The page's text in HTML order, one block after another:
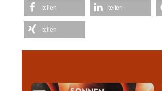
teilen teilen
teilen